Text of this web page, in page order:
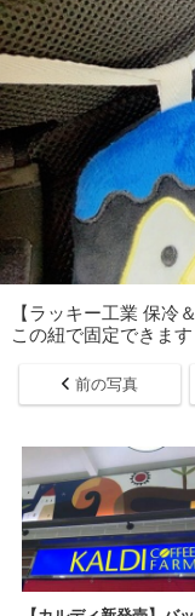
【ラッキー工業 保冷
この紐で固定できます
前の写真